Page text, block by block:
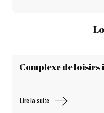
Complexe de
Lire la suite